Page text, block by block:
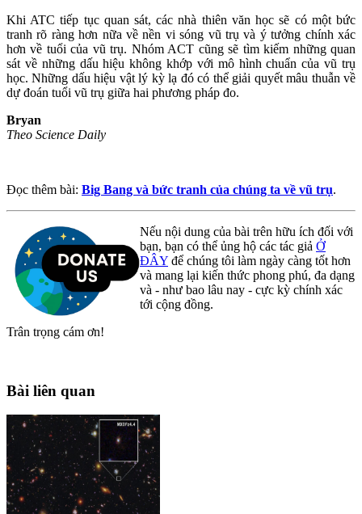
Khi ATC tiếp tục quan sát, các nhà thiên văn học sẽ có một bức
tranh rõ ràng hơn nữa về nền vi sóng vũ trụ và ý tưởng chính xác
hơn về tuổi của vũ trụ. Nhóm ACT cũng sẽ tìm kiếm những quan
sát về những dấu hiệu không khớp với mô hình chuẩn của vũ trụ
học. Những dấu hiệu vật lý kỳ lạ đó có thể giải quyết mâu thuẫn về
dự đoán tuổi vũ trụ giữa hai phương pháp đo.
Bryan
Theo Science Daily
Đọc thêm bài: Big Bang và bức tranh của chúng ta về vũ trụ.
Nếu nội dung của bài trên hữu ích đối với
bạn, bạn có thể ủng hộ các tác giả Ở
ĐÂY để chúng tôi làm ngày càng tốt hơn
và mang lại kiến thức phong phú, đa dạng
và - như bao lâu nay - cực kỳ chính xác
tới cộng đồng.
Trân trọng cám ơn!
Bài liên quan